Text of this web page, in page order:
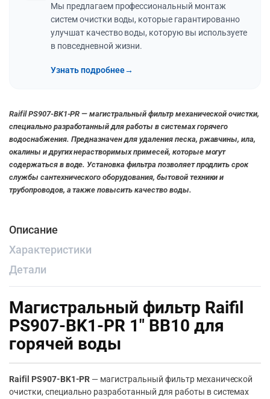
Мы предлагаем профессиональный монтаж
систем очистки воды, которые гарантированно
улучшат качество воды, которую вы используете
в повседневной жизни.
Узнать подробнее→
Raifil PS907-BK1-PR — магистральный фильтр механической очистки,
специально разработанный для работы в системах горячего
водоснабжения. Предназначен для удаления песка, ржавчины, ила,
окалины и других нерастворимых примесей, которые могут
содержаться в воде. Установка фильтра позволяет продлить срок
службы сантехнического оборудования, бытовой техники и
трубопроводов, а также повысить качество воды.
Описание
Характеристики
Детали
Магистральный фильтр Raifil
PS907-BK1-PR 1″ BB10 для
горячей воды
Raifil PS907-BK1-PR — магистральный фильтр механической
очистки, специально разработанный для работы в системах